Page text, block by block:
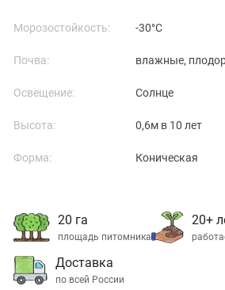
Морозостойкость: -30°C
Почва: влажные,
Освещение: Солнце
Высота: 0,6м в 10 лет
Форма: Коническая
20 га
площадь питомника
20+
Доставка
по всей России